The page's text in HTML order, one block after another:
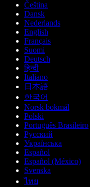
Čeština
Dansk
Nederlands
English
Français
Suomi
Deutsch
हिन्दी
Italiano
日本語
한국어
Norsk bokmål
Polski
Português Brasileiro
Русский
Українська
Español
Español (México)
Svenska
ไทย